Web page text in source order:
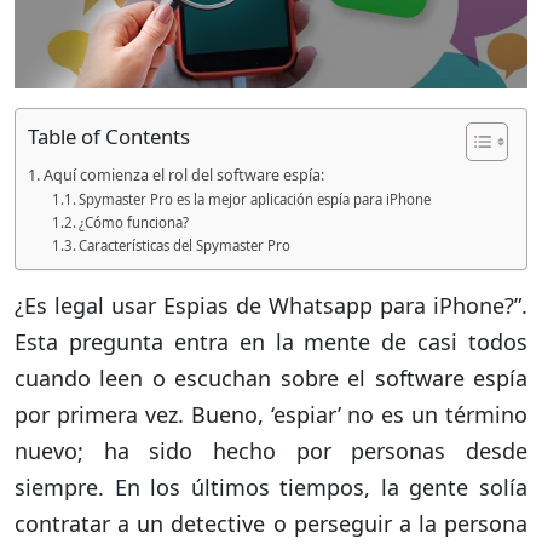
Table of Contents
Aquí comienza el rol del software espía:
Spymaster Pro es la mejor aplicación espía para iPhone
¿Cómo funciona?
Características del Spymaster Pro
¿Es legal usar Espias de Whatsapp para iPhone?”.
Esta pregunta entra en la mente de casi todos
cuando leen o escuchan sobre el software espía
por primera vez. Bueno, ‘espiar’ no es un término
nuevo; ha sido hecho por personas desde
siempre. En los últimos tiempos, la gente solía
contratar a un detective o perseguir a la persona